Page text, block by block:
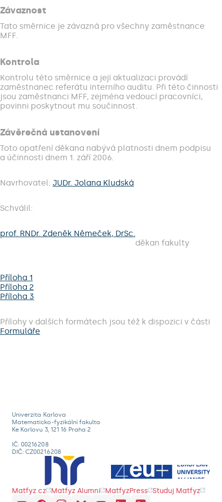
Závaznost
Tato směrnice je závazná pro všechny zaměstnance
MFF.
Kontrola
Kontrolu této směrnice a její aktualizaci provádí
zaměstnanec referátu interního auditu. Při této činnosti
jsou zaměstnanci MFF, zejména vedoucí pracovníci,
povinni poskytnout mu součinnost.
Závěrečná ustanovení
Toto opatření děkana nabývá platnosti dnem podpisu
a účinnosti dnem 1. září 2006.
Navrhovatel: JUDr. Jolana Kludská
Schválil:
prof. RNDr. Zdeněk Němeček, DrSc.
děkan fakulty
Příloha 1
Příloha 2
Příloha 3
Přílohy v dalších formátech jsou též k dispozici v části
Formuláře
Univerzita Karlova
Matematicko-fyzikální fakulta
Ke Karlovu 3, 121 16 Praha 2
IČ: 00216208
DIČ: CZ00216208
Matfyz.cz Matfyz Alumni MatfyzPress Studuj Matfyz